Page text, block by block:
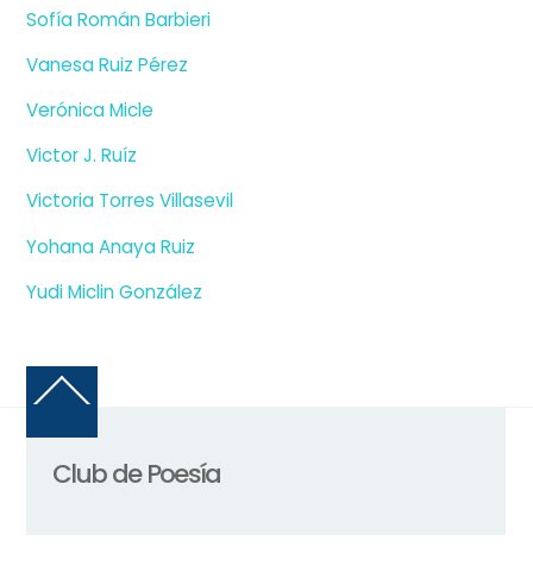
Sofía Román Barbieri
Vanesa Ruiz Pérez
Verónica Micle
Victor J. Ruíz
Victoria Torres Villasevil
Yohana Anaya Ruiz
Yudi Miclin González
Back
Top
Club de Poesía